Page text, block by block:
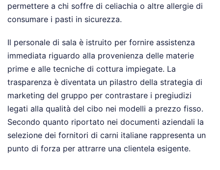
permettere a chi soffre di celiachia o altre allergie di
consumare i pasti in sicurezza.
Il personale di sala è istruito per fornire assistenza
immediata riguardo alla provenienza delle materie
prime e alle tecniche di cottura impiegate. La
trasparenza è diventata un pilastro della strategia di
marketing del gruppo per contrastare i pregiudizi
legati alla qualità del cibo nei modelli a prezzo fisso.
Secondo quanto riportato nei documenti aziendali la
selezione dei fornitori di carni italiane rappresenta un
punto di forza per attrarre una clientela esigente.